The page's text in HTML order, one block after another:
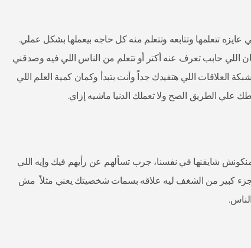
تتعلمها وتتابعه وتتعلم منه كل حاجه بيعملها بشكل عملي.
اللي حابب تعرف عنه أكتر أو تتعلم من الناس اللي فيه وصدقني
العلاقات اللي هتفيدك جداً وأنت بتبدأ وكمان كمية العلم اللي
علي الطريق الصح ولا تعملك الدنيا ماشيه إزاي.
منكونش شايفنها في نفسنا، جرب تسألهم عن رأيهم فيك وإيه اللي
كبير من الشغف ليه علاقه بسمات شخصيتك يعني مثلاً مش